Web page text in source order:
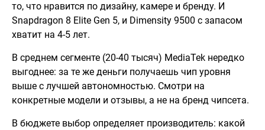
то, что нравится по дизайну, камере и бренду. И
Snapdragon 8 Elite Gen 5, и Dimensity 9500 с запасом
хватит на 4-5 лет.
В среднем сегменте (20-40 тысяч) MediaTek нередко
выгоднее: за те же деньги получаешь чип уровня
выше с лучшей автономностью. Смотри на
конкретные модели и отзывы, а не на бренд чипсета.
В бюджете выбор определяет производитель: какой